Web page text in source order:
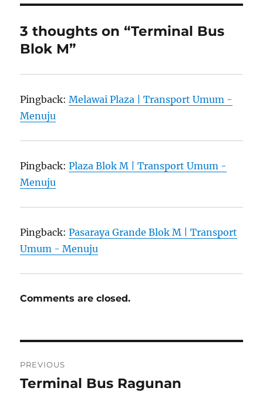
3 thoughts on “Terminal Bus
Blok M”
Pingback:Melawai Plaza | Transport Umum -
Menuju
Pingback:Plaza Blok M | Transport Umum -
Menuju
Pingback:Pasaraya Grande Blok M | Transport
Umum - Menuju
Comments are closed.
navigation
PREVIOUS
Previous
Terminal Bus Ragunan